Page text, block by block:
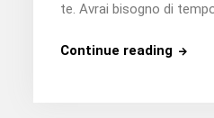
te. Avrai bisogno di
Continue readingQuale